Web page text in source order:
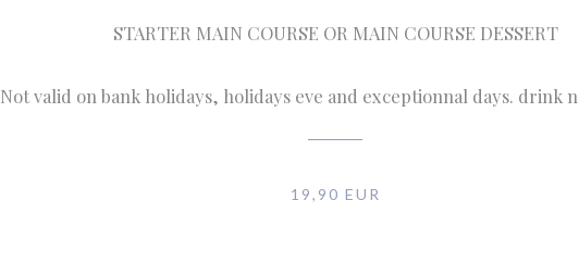
STARTER MAIN COURSE OR MAIN COURSE DESSERT
Not valid on bank holidays, holidays eve and exceptionnal days. drink
19,90 EUR